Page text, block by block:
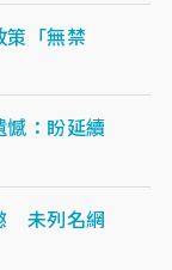
策「無禁
：盼延續
未列名網